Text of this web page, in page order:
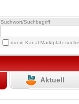
Suchwort/Suchbegriff
nur in Kanal Marktplatz
Aktuell